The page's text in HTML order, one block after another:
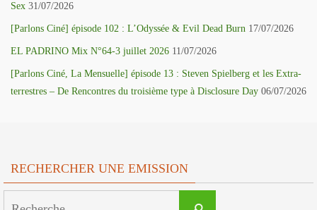
Sex 31/07/2026
[Parlons Ciné] épisode 102 : L’Odyssée & Evil Dead Burn 17/07/2026
EL PADRINO Mix N°64-3 juillet 2026 11/07/2026
[Parlons Ciné, La Mensuelle] épisode 13 : Steven Spielberg et les Extra-
terrestres – De Rencontres du troisième type à Disclosure Day 06/07/2026
RECHERCHER UNE EMISSION